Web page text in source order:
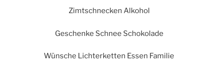
Zimtschnecken Alkohol
Geschenke Schnee Schokolade
Wünsche Lichterketten Essen Familie